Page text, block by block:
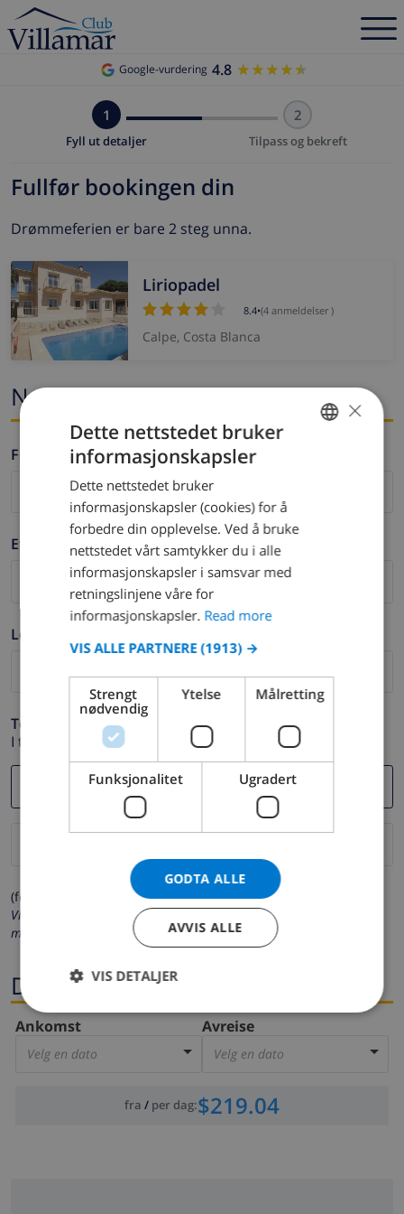
Google-vurdering 4.8 ★★★★★
★★★★★
1
Fyll ut detaljer
2
Tilpass og bekreft
Fullfør bookingen din
Drømmeferien er bare 2 steg unna.
Liriopadel
8.4•(4 anmeldelser )
Calpe, Costa Blanca
Navn og e-post
Fornavn *
Etternavn *
Logg ut *
Telefon *
I tilfelle din e-postadresse ikke fungerer.
(felter merket med * må fylles ut)
Vi respekterer ditt personvern. Dine personalia vil aldri bli delt
med andre.
Datoer
Ankomst
Velg en dato
Avreise
Velg en dato
fra / per dag:$219.04
SPANISH
GERMAN
CATALAN
NORWEGIAN
×
Dette nettstedet bruker
informasjonskapsler
Dette nettstedet bruker
informasjonskapsler (cookies) for å
forbedre din opplevelse. Ved å bruke
nettstedet vårt samtykker du i alle
informasjonskapsler i samsvar med
retningslinjene våre for
informasjonskapsler. Read more
VIS ALLE PARTNERE (1913) →
Strengt
nødvendig
Ytelse Målretting
Funksjonalitet Ugradert
GODTA ALLE
AVVIS ALLE
VIS DETALJER